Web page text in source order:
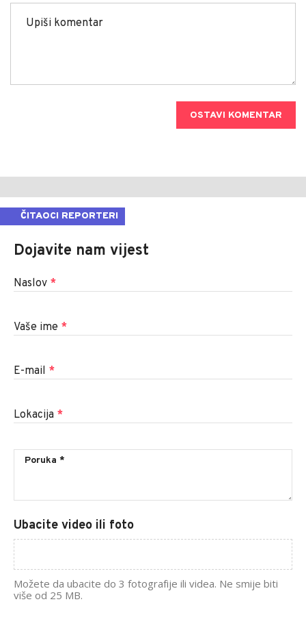
OSTAVI KOMENTAR
ČITAOCI REPORTERI
Dojavite nam vijest
Naslov *
Vaše ime *
E-mail *
Lokacija *
Ubacite video ili foto
Možete da ubacite do 3 fotografije ili videa. Ne smije biti
više od 25 MB.